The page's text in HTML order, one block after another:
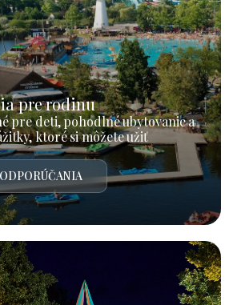
pre rodinu
pre deti, pohodlné ubytovanie a
ktoré si môžete užiť